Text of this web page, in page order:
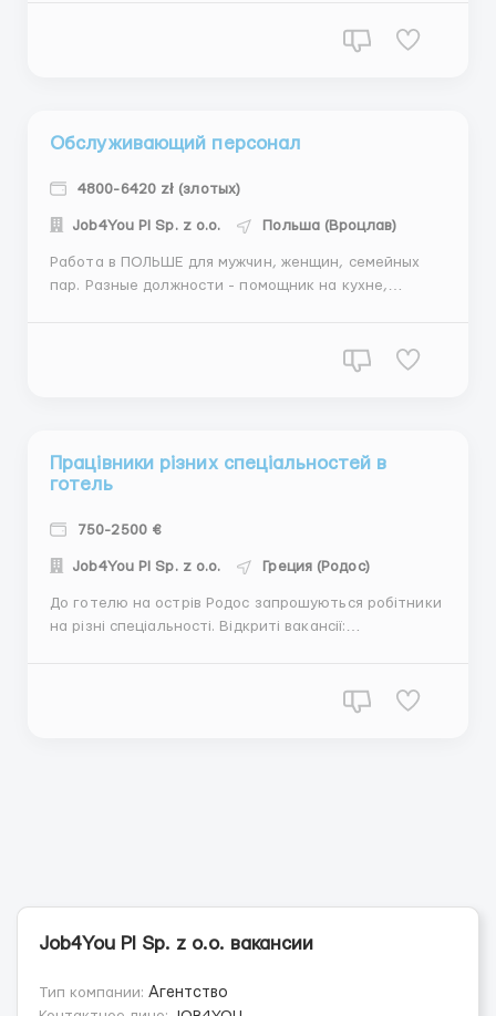
контроль качества изделий, упаковка в контейнеры.
Обслуживающий персонал
4800-6420 zł (злотых)
Job4You Pl Sp. z o.o. Польша (Вроцлав)
Работа в ПОЛЬШЕ для мужчин, женщин, семейных
пар. Разные должности - помощник на кухне,
Жилье предоставляется. Вакансии и приглашения
Працівники різних спеціальностей в
готель
750-2500 €
Job4You Pl Sp. z o.o. Греция (Родос)
До готелю на острів Родос запрошуються робітники
на різні спеціальності. Відкриті вакансії:
Job4You Pl Sp. z o.o. вакансии
Тип компании: Агентство